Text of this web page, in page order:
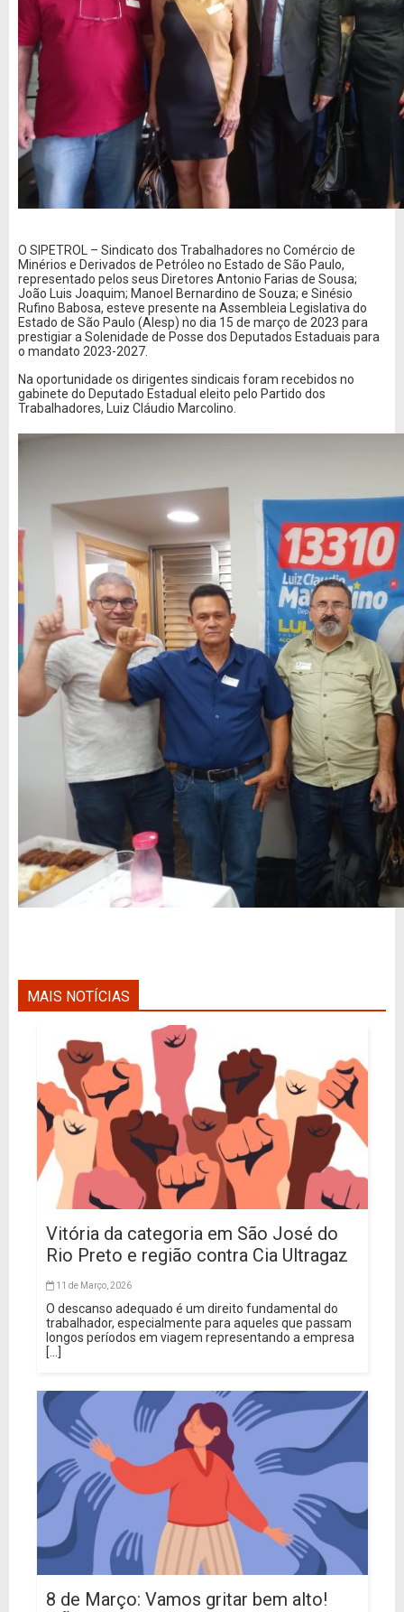
O SIPETROL – Sindicato dos Trabalhadores no Comércio de
Minérios e Derivados de Petróleo no Estado de São Paulo,
representado pelos seus Diretores Antonio Farias de Sousa;
João Luis Joaquim; Manoel Bernardino de Souza; e Sinésio
Rufino Babosa, esteve presente na Assembleia Legislativa do
Estado de São Paulo (Alesp) no dia 15 de março de 2023 para
prestigiar a Solenidade de Posse dos Deputados Estaduais para
o mandato 2023-2027.
Na oportunidade os dirigentes sindicais foram recebidos no
gabinete do Deputado Estadual eleito pelo Partido dos
Trabalhadores, Luiz Cláudio Marcolino.
MAIS NOTÍCIAS
Vitória da categoria em São José do
Rio Preto e região contra Cia Ultragaz
11 de Março, 2026
O descanso adequado é um direito fundamental do
trabalhador, especialmente para aqueles que passam
longos períodos em viagem representando a empresa
[...]
8 de Março: Vamos gritar bem alto!